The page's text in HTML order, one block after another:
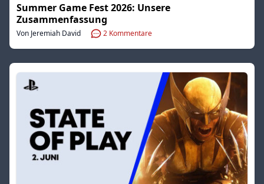
Summer Game Fest 2026: Unsere
Zusammenfassung
Von Jeremiah David 2 Kommentare